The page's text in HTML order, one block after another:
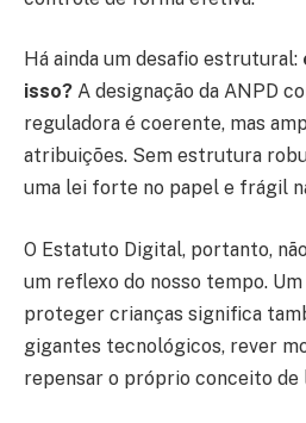
Há ainda um desafio estrutural:
isso? A designação da ANPD
reguladora é coerente, mas
atribuições. Sem estrutura
uma lei forte no papel e frágil
O Estatuto Digital, portanto,
um reflexo do nosso tempo.
proteger crianças significa
gigantes tecnológicos, rever
repensar o próprio conceito